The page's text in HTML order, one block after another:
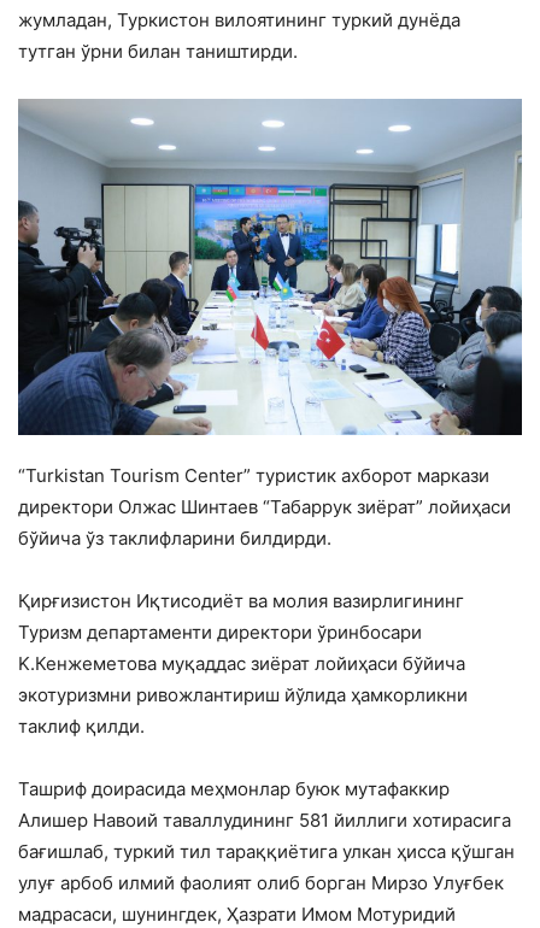
жумладан, Туркистон вилоятининг туркий дунёда
тутган ўрни билан таништирди.
“Turkistan Tourism Center” туристик ахборот маркази
директори Олжас Шинтаев “Табаррук зиёрат” лойиҳаси
бўйича ўз таклифларини билдирди.
Қирғизистон Иқтисодиёт ва молия вазирлигининг
Туризм департаменти директори ўринбосари
K.Кенжеметова муқаддас зиёрат лойиҳаси бўйича
экотуризмни ривожлантириш йўлида ҳамкорликни
таклиф қилди.
Ташриф доирасида меҳмонлар буюк мутафаккир
Алишер Навоий таваллудининг 581 йиллиги хотирасига
бағишлаб, туркий тил тараққиётига улкан ҳисса қўшган
улуғ арбоб илмий фаолият олиб борган Мирзо Улуғбек
мадрасаси, шунингдек, Ҳазрати Имом Мотуридий